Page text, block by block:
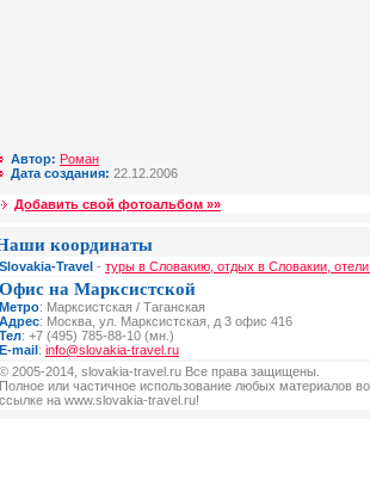
Автор: Роман
Дата создания: 22.12.2006
Добавить свой фотоальбом »»
координаты
Slovakia-Travel - туры в Словакию, отдых в Словакии,
Офис на Марксистской
Метро: Марксистская / Таганская
Адрес: Москва, ул. Марксистская, д 3 офис 416
Тел: +7 (495) 785-88-10 (мн.)
E-mail: info@slovakia-travel.ru
© 2005-2014, slovakia-travel.ru Все права защищены.
Полное или частичное использование любых материалов
ссылке на www.slovakia-travel.ru!